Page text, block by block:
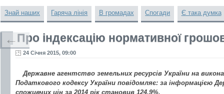
Знай наших Гаряча лінія В громадах Спогади Є така думка
Про індексацію нормативної
24 Січня 2015, 09:00
Державне агентство земельних ресурсів України на
Податкового кодексу України повідомляє: за інформацією
споживчих цін за 2014 рік становив 124,9%.
←